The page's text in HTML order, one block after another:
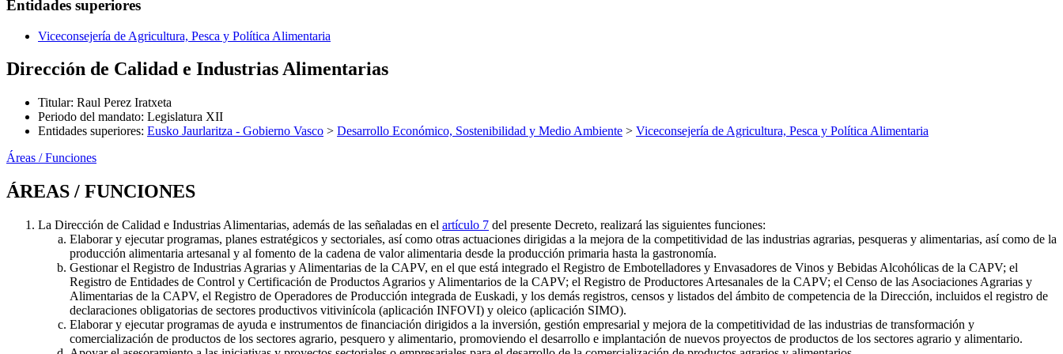
Entidades superiores
Viceconsejería de Agricultura, Pesca y Política Alimentaria
Dirección de Calidad e Industrias Alimentarias
Titular: Raul Perez Iratxeta
Periodo del mandato: Legislatura XII
Entidades superiores: Eusko Jaurlaritza - Gobierno Vasco > Desarrollo Económico, Sostenibilidad y Medio Ambiente > Viceconsejería de Agricultura, Pesca y Política Alimentaria
Áreas / Funciones
ÁREAS / FUNCIONES
La Dirección de Calidad e Industrias Alimentarias, además de las señaladas en el artículo 7 del presente Decreto, realizará las siguientes funciones:
Elaborar y ejecutar programas, planes estratégicos y sectoriales, así como otras actuaciones dirigidas a la mejora de la competitividad de las industrias agrarias, pesqueras y alimentarias, así como de la
producción alimentaria artesanal y al fomento de la cadena de valor alimentaria desde la producción primaria hasta la gastronomía.
Gestionar el Registro de Industrias Agrarias y Alimentarias de la CAPV, en el que está integrado el Registro de Embotelladores y Envasadores de Vinos y Bebidas Alcohólicas de la CAPV; el
Registro de Entidades de Control y Certificación de Productos Agrarios y Alimentarios de la CAPV; el Registro de Productores Artesanales de la CAPV; el Censo de las Asociaciones Agrarias y
Alimentarias de la CAPV, el Registro de Operadores de Producción integrada de Euskadi, y los demás registros, censos y listados del ámbito de competencia de la Dirección, incluidos el registro de
declaraciones obligatorias de sectores productivos vitivinícola (aplicación INFOVI) y oleico (aplicación SIMO).
Elaborar y ejecutar programas de ayuda e instrumentos de financiación dirigidos a la inversión, gestión empresarial y mejora de la competitividad de las industrias de transformación y
comercialización de productos de los sectores agrario, pesquero y alimentario, promoviendo el desarrollo e implantación de nuevos proyectos de productos de los sectores agrario y alimentario.